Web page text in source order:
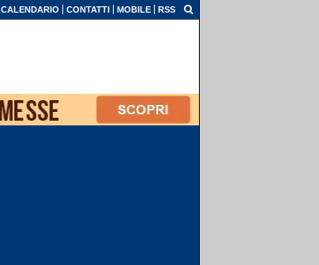
CALENDARIO CONTATTI MOBILE RSS